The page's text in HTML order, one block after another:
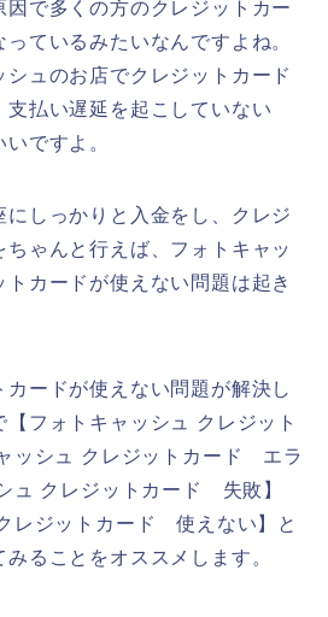
で多くの方のクレジットカー
ているみたいなんですよね。
ュのお店でクレジットカード
払い遅延を起こしていない
ですよ。
にしっかりと入金をし、クレジ
ちゃんと行えば、フォトキャッ
カードが使えない問題は起き
ードが使えない問題が解決し
フォトキャッシュ クレジット
ッシュ クレジットカード エラ
ュ クレジットカード 失敗】
レジットカード 使えない】と
ることをオススメします。